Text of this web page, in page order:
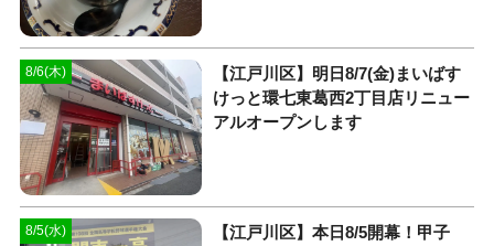
8/6(木)
【江戸川区】明日8/7(金)まいばす
けっと環七東葛西2丁目店リニュー
アルオープンします
8/5(水)
【江戸川区】本日8/5開幕！甲子